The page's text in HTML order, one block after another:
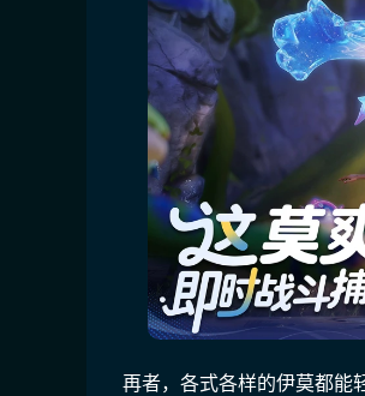
再者，各式各样的伊莫都能